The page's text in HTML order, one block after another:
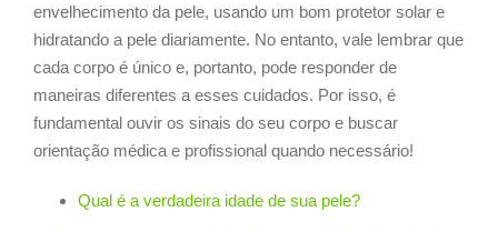
envelhecimento da pele, usando um bom protetor solar e
hidratando a pele diariamente. No entanto, vale lembrar que
cada corpo é único e, portanto, pode responder de
maneiras diferentes a esses cuidados. Por isso, é
fundamental ouvir os sinais do seu corpo e buscar
orientação médica e profissional quando necessário!
Qual é a verdadeira idade de sua pele?